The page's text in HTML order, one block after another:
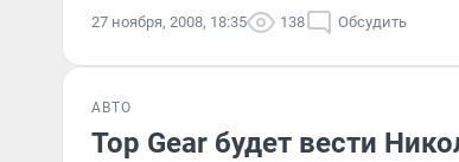
27 ноября, 2008, 18:35 138 Обсудить
АВТО
Top Gear будет вести